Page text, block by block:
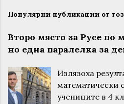
Популярни публикации от
Второ място за Русе по
но една паралелка за
Излязоха
математически
учениците в 4